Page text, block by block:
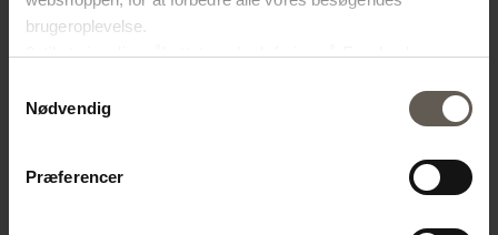
brugeroplevelse.
3. til at vise dig målrettet markedsføring på Facebook,
Hvis du vil vide mere om hvordan cookies bliver delt og
brugt er du velkommen til at trykke på "Detaljer". Du kan til
enhver tid ændre eller trække dit samtykke tilbage ved at
trykke på ikonet i bunden af venstre hjørne.
Nødvendig
Præferencer
LAMPESKÆRM |